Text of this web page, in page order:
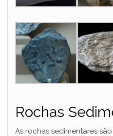
Rochas
As rochas sedimentares